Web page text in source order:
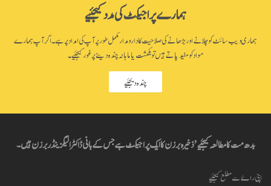
ہمارے پراجیکٹ کی مدد کیجئیے
ہماری ویب سائٹ کو چلانے اور بڑھانے کی صلاحیت کا دارومدار مکمل طور پر آپ کی امداد پر ہے۔ اگر آپ ہمارے
مواد کو مفید پاتے ہیں تو یکمشت یا ماہانہ چندہ دینے پر غور کیجئیے۔
چندہ دیجئیے
بدھ مت کا مطالعہ کیجئیے’ ذخیرہ برزن کا ایک پراجیکٹ ہے جس کے بانی ڈاکٹر الیگزینڈر برزن ہیں۔
اپنی راۓ سے مطلع کیجئیے